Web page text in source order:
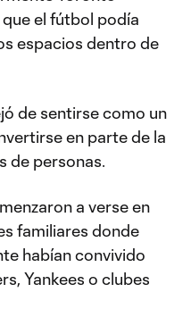
el fútbol podía
espacios dentro de
de sentirse como un
en parte de la
de personas.
a verse en
familiares donde
habían convivido
Yankees o clubes